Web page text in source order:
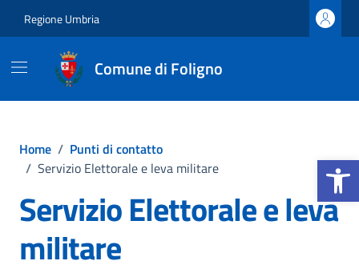
Apri la
Regione Umbria
Comune di Foligno
Home / Punti di contatto
/ Servizio Elettorale e leva militare
Servizio Elettorale e leva
militare